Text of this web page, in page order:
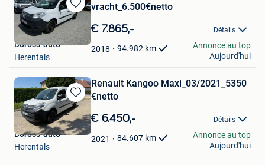
Sauvegarder
dans
Mes
Favoris
vracht_6.500€netto
€ 7.865,- Détails
2018 94.982 km
Doross-auto
Herentals
Annonce au top
Aujourd'hui
Sauvegarder
dans
Mes
Favoris
Renault Kangoo Maxi_03/2021_5350
€netto
€ 6.450,- Détails
2021 84.607 km
Doross-auto
Herentals
Annonce au top
Aujourd'hui